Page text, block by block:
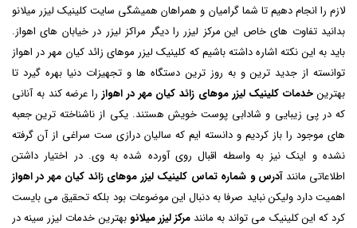
لازم را انجام دهیم تا شما گرامیان و همراهان همیشگی سایت کلینیک لیزر میلانو
بدانید تفاوت های خاص این مرکز لیزر را دیگر مراکز لیزر در خیابان های اهواز.
باید به این نکته اشاره داشته باشیم که کلینیک لیزر موهای زائد کیان مهر در اهواز
توانسته از جدید ترین و به روز ترین دستگاه ها و تجهیزات دنیا بهره گیرد تا
بهترینخدمات کلینیک لیزر موهای زائد کیان مهر در اهوازرا عرضه کند به آنانی
که در پی زیبایی و شادابی پوست خویش هستند. یکی از ناشناخته ترین جعبه
های موجود را باز کردیم و دانسته ایم که سالیان درازی ست سراغی از آن گرفته
نشده و اینک نیز به واسطه اقبال روی آورده شده به وی. در اختیار داشتن
اطلاعاتی مانندآدرس و شماره تماس کلینیک لیزر موهای زائد کیان مهر در اهواز
اهمیت دارد ولیکن نباید صرفا به دنبال این موضوعات بود بلکه تحقیق می بایست
کرد که این کلینیک می تواند به مانندمرکز لیزر میلانوبهترین خدمات لیزر سینه در